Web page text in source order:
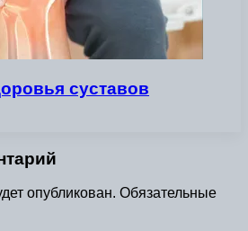
суставов
опубликован. Обязательные